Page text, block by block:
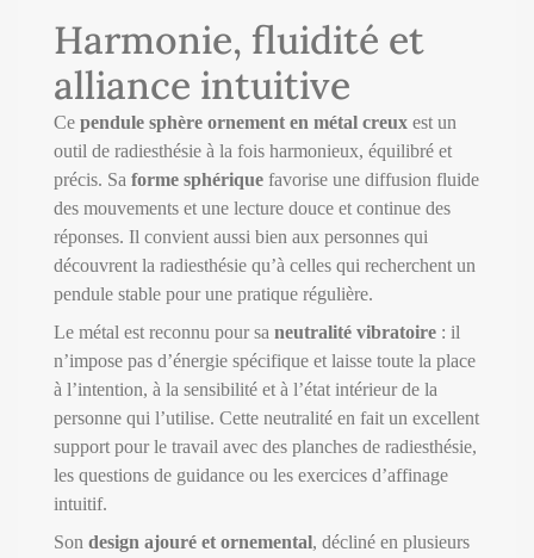
Harmonie, fluidité et
alliance intuitive
Ce pendule sphère ornement en métal creux est un
outil de radiesthésie à la fois harmonieux, équilibré et
précis. Sa forme sphérique favorise une diffusion fluide
des mouvements et une lecture douce et continue des
réponses. Il convient aussi bien aux personnes qui
découvrent la radiesthésie qu’à celles qui recherchent un
pendule stable pour une pratique régulière.
Le métal est reconnu pour sa neutralité vibratoire : il
n’impose pas d’énergie spécifique et laisse toute la place
à l’intention, à la sensibilité et à l’état intérieur de la
personne qui l’utilise. Cette neutralité en fait un excellent
support pour le travail avec des planches de radiesthésie,
les questions de guidance ou les exercices d’affinage
intuitif.
Son design ajouré et ornemental, décliné en plusieurs